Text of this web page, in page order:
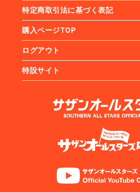
特定商取引法に基づく表記
購入ページTOP
ログアウト
特設サイト